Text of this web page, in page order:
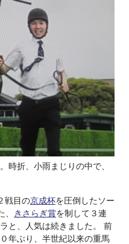
。時折、小雨まじりの中で、
戦目の京成杯を圧倒したソー
きさらぎ賞を制して３連
と、人気は続きました。 前
年ぶり、半世紀以来の重馬